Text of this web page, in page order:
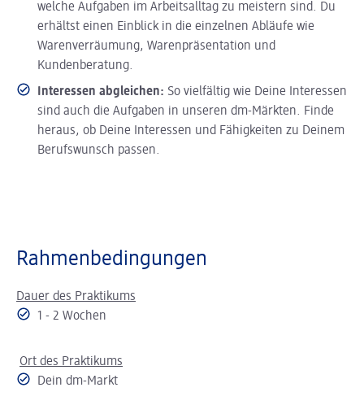
welche Aufgaben im Arbeitsalltag zu meistern sind. Du
erhältst einen Einblick in die einzelnen Abläufe wie
Warenverräumung, Warenpräsentation und
Kundenberatung.
Interessen abgleichen: So vielfältig wie Deine Interessen
sind auch die Aufgaben in unseren dm-Märkten. Finde
heraus, ob Deine Interessen und Fähigkeiten zu Deinem
Berufswunsch passen.
Rahmenbedingungen
Dauer des Praktikums
1 - 2 Wochen
Ort des Praktikums
Dein dm-Markt